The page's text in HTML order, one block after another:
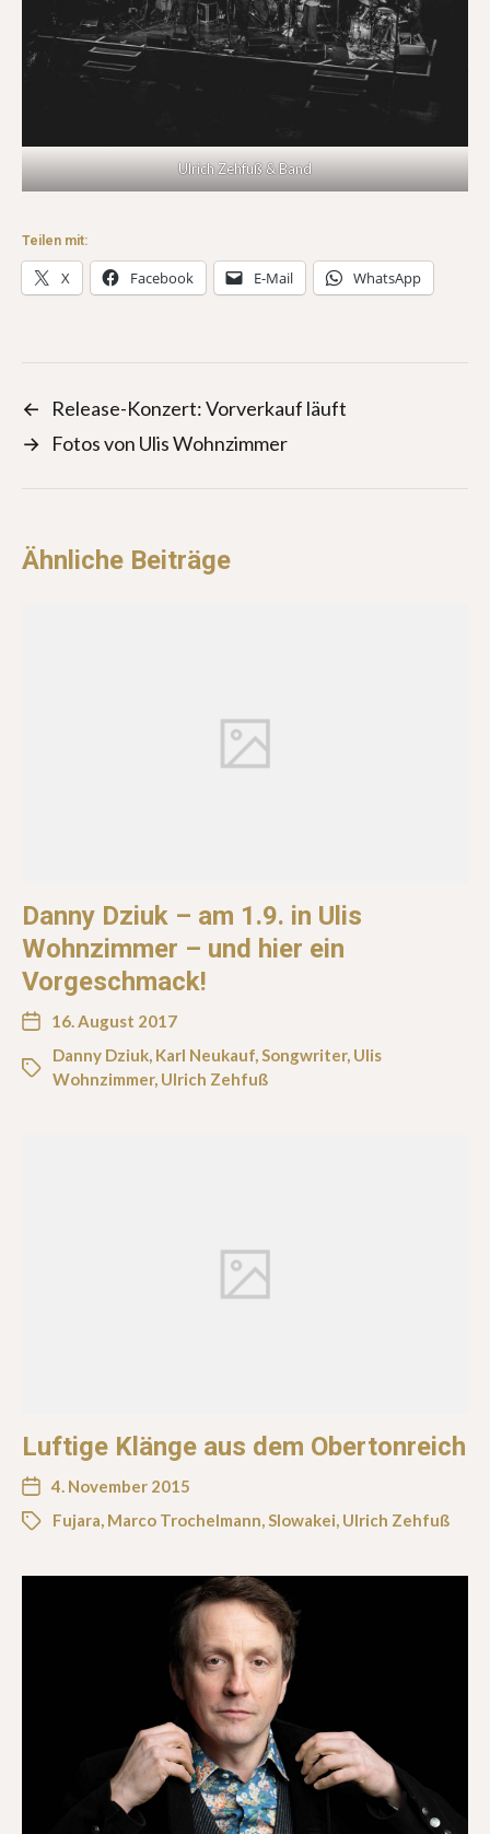
Ulrich Zehfuß & Band
Teilen mit:
X Facebook E-Mail WhatsApp
←
Release-Konzert: Vorverkauf läuft
→ Fotos von Ulis Wohnzimmer
Ähnliche Beiträge
Danny Dziuk – am 1.9. in Ulis
Wohnzimmer – und hier ein
Vorgeschmack!
16. August 2017
Danny Dziuk Karl Neukauf Songwriter, Ulis
Wohnzimmer, Ulrich Zehfuß
Luftige Klänge aus dem Obertonreich
4. November 2015
Fujara Marco Trochelmann Slowakei Ulrich Zehfuß